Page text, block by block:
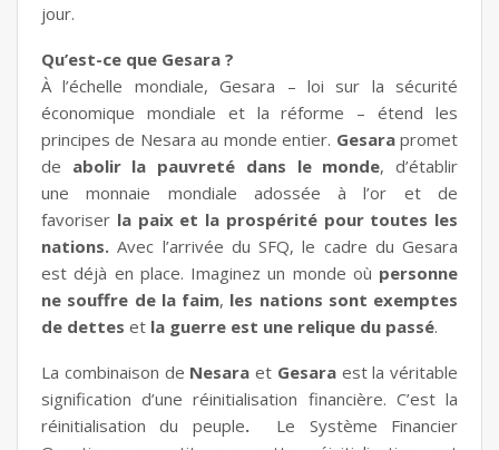
jour.
Qu’est-ce que Gesara ?
À l’échelle mondiale, Gesara – loi sur la sécurité
économique mondiale et la réforme – étend les
principes de Nesara au monde entier. Gesarapromet
de abolir la pauvreté dans le monde, d’établir
une monnaie mondiale adossée à l’or et de
favoriser la paix et la prospérité pour toutes les
nations. Avec l’arrivée du SFQ, le cadre du Gesara
est déjà en place. Imaginez un monde où personne
ne souffre de la faim, les nations sont exemptes
de dettes et la guerre est une relique du passé.
La combinaison de Nesara et Gesaraest la véritable
signification d’une réinitialisation financière. C’est la
réinitialisation du peuple.
Le Système Financier